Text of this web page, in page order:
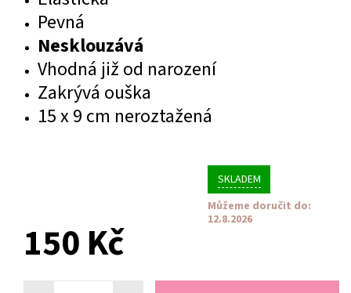
Pevná
Nesklouzává
Vhodná již od narození
Zakrývá ouška
15 x 9 cm neroztažená
SKLADEM
Můžeme doručit do:
12.8.2026
150 Kč